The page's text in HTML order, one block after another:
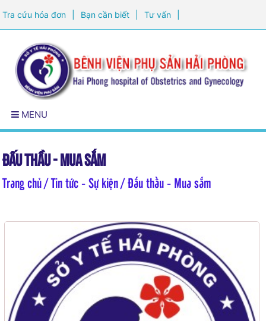
Tra cứu hóa đơn Bạn cần biết Tư vấn
Đăng ký khám sức khỏe
MENU
Đấu thầu - Mua sắm
Trang chủ/ Tin tức - Sự kiện / Đấu thầu - Mua sắm